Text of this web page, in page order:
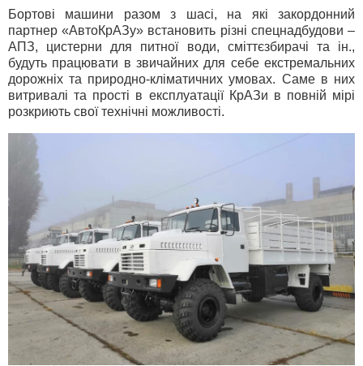
Бортові машини разом з шасі, на які закордонний
партнер «АвтоКрАЗу» встановить різні спецнадбудови –
АПЗ, цистерни для питної води, сміттєзбирачі та ін.,
будуть працювати в звичайних для себе екстремальних
дорожніх та природно-кліматичних умовах. Саме в них
витривалі та прості в експлуатації КрАЗи в повній мірі
розкриють свої технічні можливості.